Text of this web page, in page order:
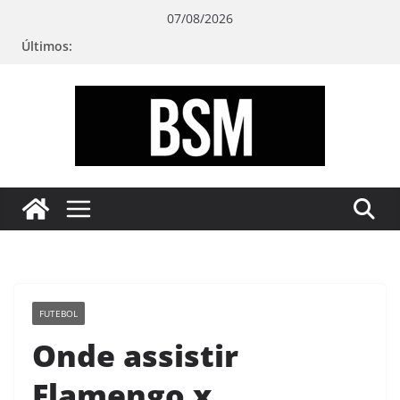
07/08/2026
Últimos:
sua
Mente
FUTEBOL
Onde assistir